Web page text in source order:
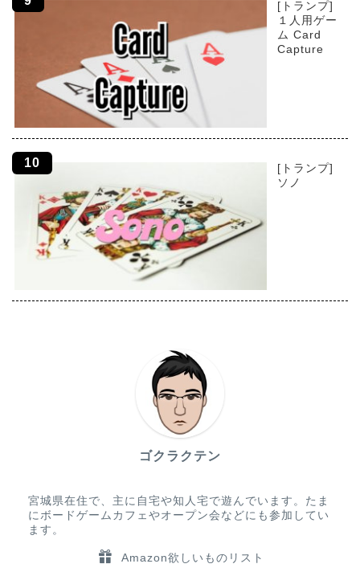
[トランプ]
１人用ゲー
ム Card
Capture
[トランプ]
ソノ
ゴクラクテン
宮城県在住で、主に自宅や知人宅で遊んでいます。たま
にボードゲームカフェやオープン会などにも参加してい
ます。
Amazon欲しいものリスト